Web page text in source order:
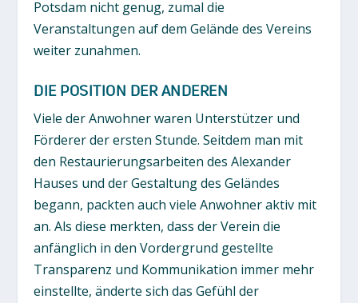
Potsdam nicht genug, zumal die
Veranstaltungen auf dem Gelände des Vereins
weiter zunahmen.
DIE POSITION DER ANDEREN
Viele der Anwohner waren Unterstützer und
Förderer der ersten Stunde. Seitdem man mit
den Restaurierungsarbeiten des Alexander
Hauses und der Gestaltung des Geländes
begann, packten auch viele Anwohner aktiv mit
an. Als diese merkten, dass der Verein die
anfänglich in den Vordergrund gestellte
Transparenz und Kommunikation immer mehr
einstellte, änderte sich das Gefühl der